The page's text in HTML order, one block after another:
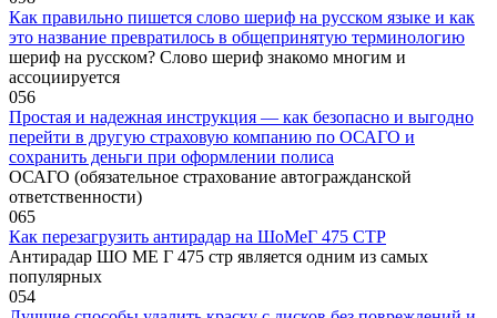
Как правильно пишется слово шериф на русском языке и как
это название превратилось в общепринятую терминологию
шериф на русском? Слово шериф знакомо многим и
ассоциируется
056
Простая и надежная инструкция — как безопасно и выгодно
перейти в другую страховую компанию по ОСАГО и
сохранить деньги при оформлении полиса
ОСАГО (обязательное страхование автогражданской
ответственности)
065
Как перезагрузить антирадар на ШоМеГ 475 СТР
Антирадар ШО МЕ Г 475 стр является одним из самых
популярных
054